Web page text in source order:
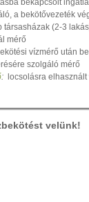
és költségvetés
csatornaterv
engedély
csatorna
telken belűl
hasznosítás
tervezése
gázterv
tervezése, tervek
bekapcsolt
a bekötővezeték
társasházak (2-3
mérő
vízmérő után
szolgáló mérő
: locsolásra
velünk!